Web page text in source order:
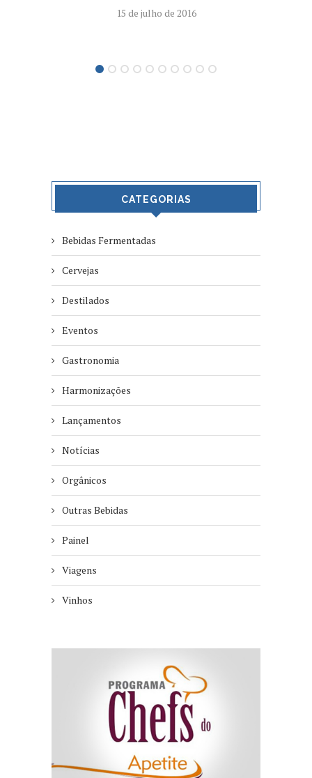
15 de julho de 2016
CATEGORIAS
Bebidas Fermentadas
Cervejas
Destilados
Eventos
Gastronomia
Harmonizações
Lançamentos
Notícias
Orgânicos
Outras Bebidas
Painel
Viagens
Vinhos